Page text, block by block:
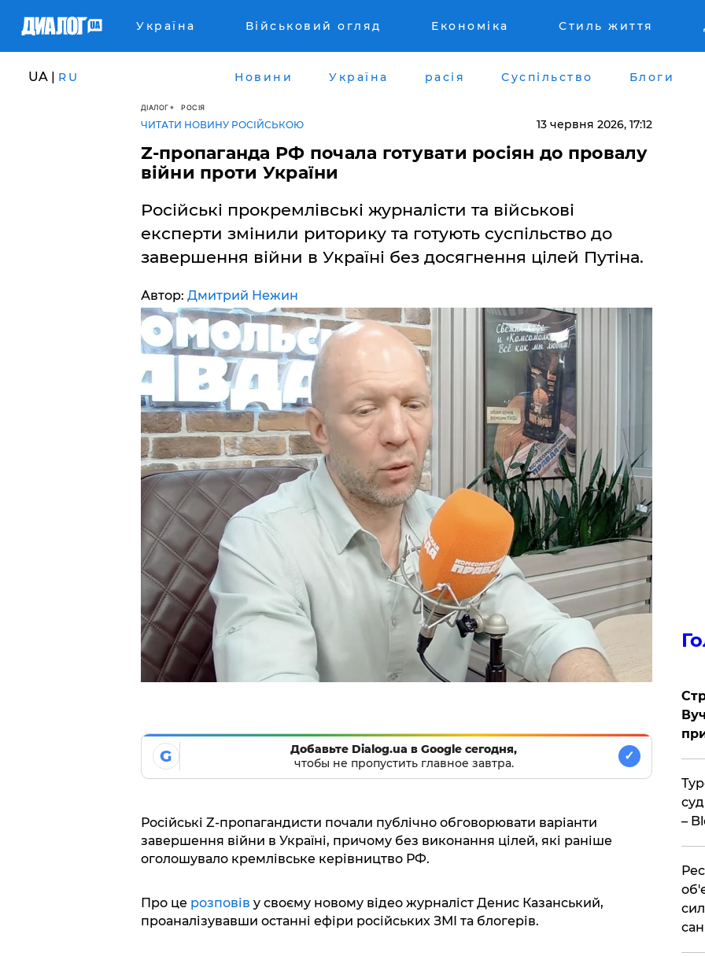
Україна Військовий огляд Економіка Стиль життя
UA | RU Новини Україна расія Суспільство Блоги
ДІАЛОГ РОСІЯ
ЧИТАТИ НОВИНУ РОСІЙСЬКОЮ 13 червня 2026, 17:12
​Z-пропаганда РФ почала готувати росіян до провалу
війни проти України
Російські прокремлівські журналісти та військові
експерти змінили риторику та готують суспільство до
завершення війни в Україні без досягнення цілей Путіна.
Автор: Дмитрий Нежин
G
Добавьте Dialog.ua в Google сегодня,
чтобы не пропустить главное завтра.
✓
Російські Z-пропагандисти почали публічно обговорювати варіанти
завершення війни в Україні, причому без виконання цілей, які раніше
оголошувало кремлівське керівництво РФ.
Про це розповів у своєму новому відео журналіст Денис Казанський,
проаналізувавши останні ефіри російських ЗМІ та блогерів.
–